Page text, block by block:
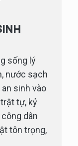
sống lý
nước sạch
sinh vào
tự, kỷ
dân
tôn trọng,